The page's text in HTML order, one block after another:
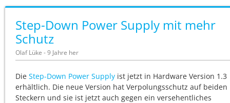
Step-Down Power Supply mit mehr
Schutz
Olaf Lüke - 9 Jahre her
Die Step-Down Power Supply ist jetzt in Hardware Version 1.3
erhältlich. Die neue Version hat Verpolungsschutz auf beiden
Steckern und sie ist jetzt auch gegen ein versehentliches